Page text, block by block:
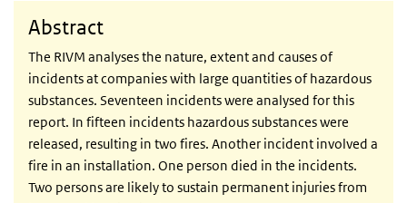
Abstract
The RIVM analyses the nature, extent and causes of
incidents at companies with large quantities of hazardous
substances. Seventeen incidents were analysed for this
report. In fifteen incidents hazardous substances were
released, resulting in two fires. Another incident involved a
fire in an installation. One person died in the incidents.
Two persons are likely to sustain permanent injuries from